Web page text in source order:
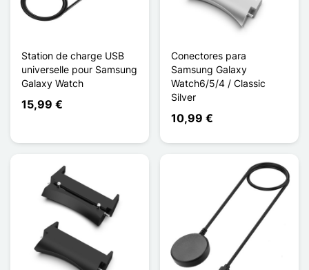
Station de charge USB
universelle pour Samsung
Galaxy Watch
15,99 €
Conectores para
Samsung Galaxy
Watch6/5/4 / Classic
Silver
10,99 €